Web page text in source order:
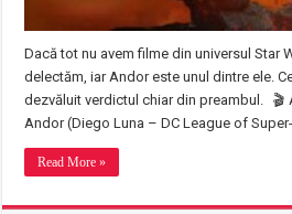
Dacă tot nu avem filme din universul Star
delectăm, iar Andor este unul dintre ele.
dezvăluit verdictul chiar din preambul. 🎬
Andor (Diego Luna – DC League of
Read More »